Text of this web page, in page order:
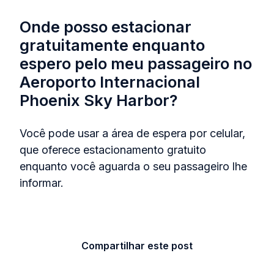
Onde posso estacionar
gratuitamente enquanto
espero pelo meu passageiro no
Aeroporto Internacional
Phoenix Sky Harbor?
Você pode usar a área de espera por celular,
que oferece estacionamento gratuito
enquanto você aguarda o seu passageiro lhe
informar.
Compartilhar este post